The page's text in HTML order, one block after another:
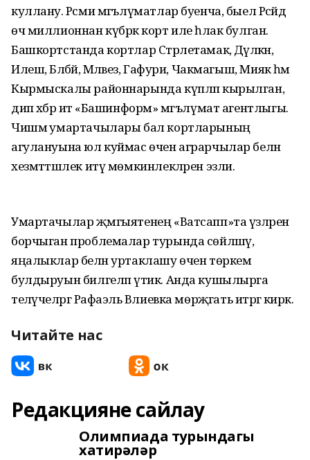
куллану. Рәсми мәгълүматлар буенча, быел Рәсәйдә
өч миллионнан күбрәк корт иле һәлак булган.
Башкортстанда кортлар Стәрлетамак, Дәүләкән,
Илеш, Бәләбәй, Мәләвез, Гафури, Чакмагыш, Миякә һәм
Кырмыскалы районнарында күпләп кырылган,
дип хәбәр итә «Башинформ» мәгълүмат агентлыгы.
Чишмә умартачылары бал кортларының
агулануына юл куймас өчен аграрчылар белән
хезмәттәшлек итү мөмкинлекләрен эзли.
Умартачылар җәмгыятенең «Ватсапп»та үзләрен
борчыган проблемалар турында сөйләшү,
яңалыклар белән уртаклашу өчен төркем
булдыруын билгеләп үтик. Анда кушылырга
теләүчеләргә Рафаэль Вәлиевка мөрәҗәгать итәргә кирәк.
Читайте нас
Редакцияне сайлау
Олимпиада турындагы
хатирәләр